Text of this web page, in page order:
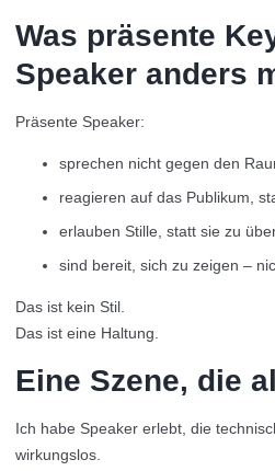
Was präsente
Speaker anders
Präsente Speaker:
sprechen nicht gegen den
reagieren auf das Publikum,
erlauben Stille, statt sie zu
sind bereit, sich zu zeigen –
Das ist kein Stil.
Das ist eine Haltung.
Eine Szene, die
Ich habe Speaker erlebt, die
wirkungslos.